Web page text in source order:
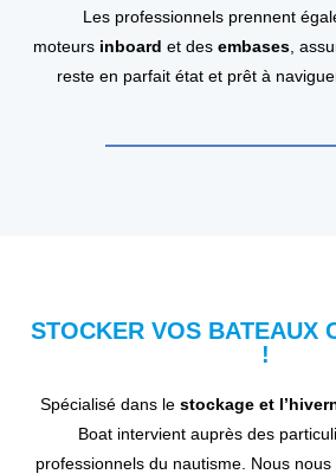
Les professionnels prennent
moteurs inboard et des embases ,
reste en parfait état et prêt à
STOCKER VOS BATEAUX
!
Spécialisé dans le stockage et
Boat intervient auprès des
professionnels du nautisme. Nous